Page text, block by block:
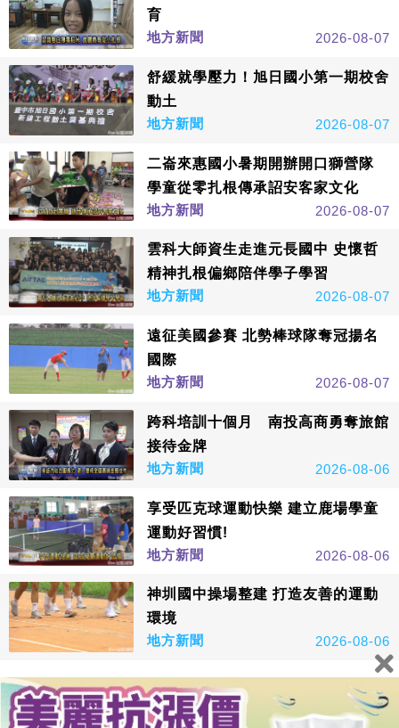
育
地方新聞
2026-08-07
舒緩就學壓力！旭日國小第一期校舍
動土
地方新聞
2026-08-07
二崙來惠國小暑期開辦開口獅營隊
學童從零扎根傳承詔安客家文化
地方新聞
2026-08-07
雲科大師資生走進元長國中 史懷哲
精神扎根偏鄉陪伴學子學習
地方新聞
2026-08-07
遠征美國參賽 北勢棒球隊奪冠揚名
國際
地方新聞
2026-08-07
跨科培訓十個月 南投高商勇奪旅館
接待金牌
地方新聞
2026-08-06
享受匹克球運動快樂 建立鹿場學童
運動好習慣!
地方新聞
2026-08-06
神圳國中操場整建 打造友善的運動
環境
地方新聞
2026-08-06
看更多